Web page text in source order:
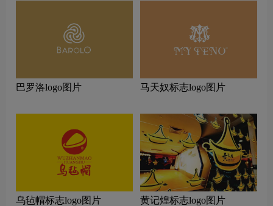
巴罗洛logo图片 马天奴标志logo图片
乌毡帽标志logo图片 黄记煌标志logo图片